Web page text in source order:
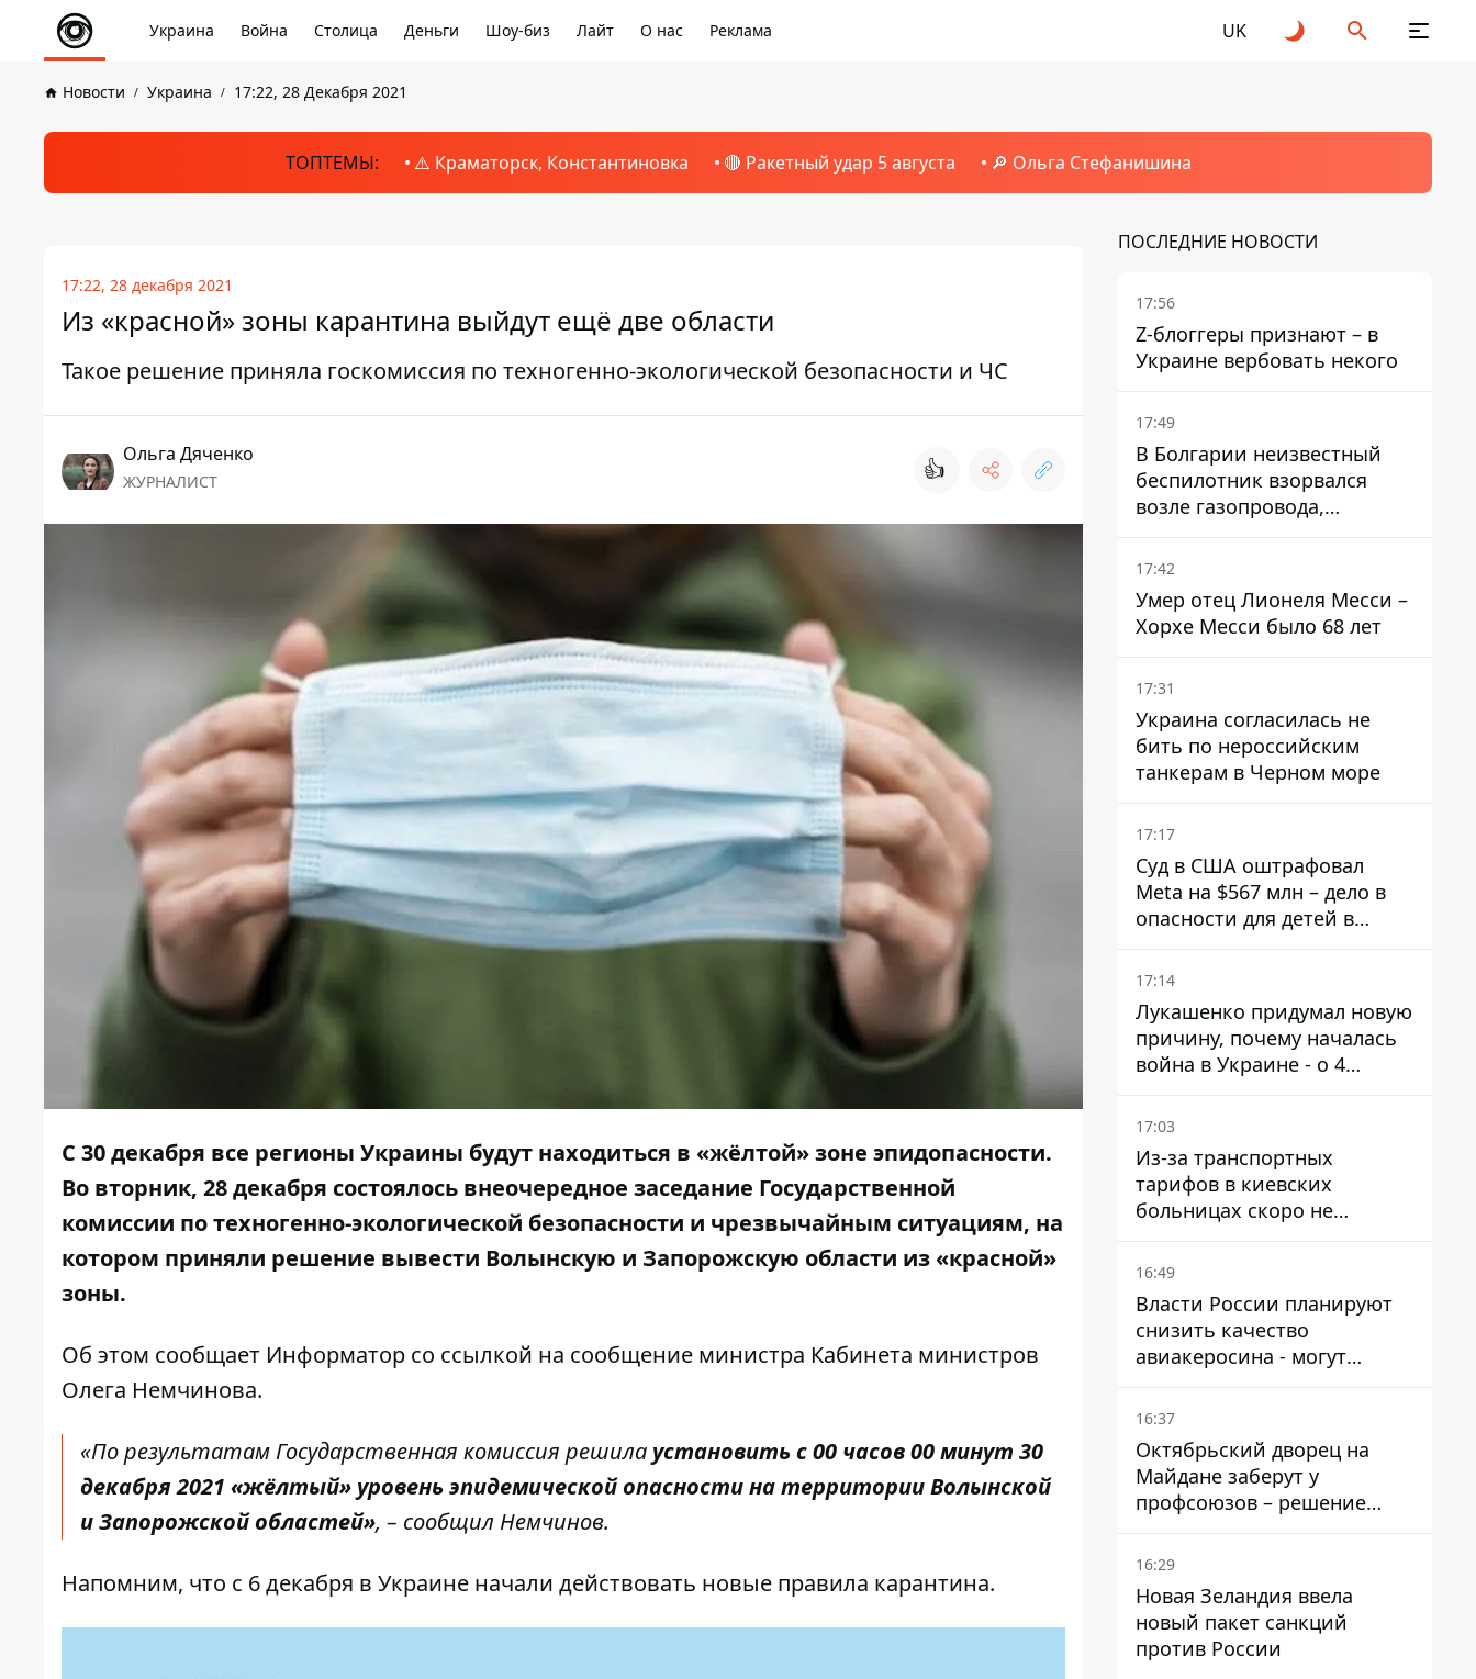
Украина Война Столица Деньги Шоу-биз Лайт О нас Реклама UK
Новости Украина 17:22, 28 Декабря 2021
ТОПТЕМЫ: ⚠️ Краматорск, Константиновка 🔴 Ракетный удар 5 августа 🔎 Ольга Стефанишина
17:22, 28 декабря 2021
Из «красной» зоны карантина выйдут ещё две области
Такое решение приняла госкомиссия по техногенно-экологической безопасности и ЧС
Ольга Дяченко
ЖУРНАЛИСТ 👍
С 30 декабря все регионы Украины будут находиться в «жёлтой» зоне эпидопасности.
Во вторник, 28 декабря состоялось внеочередное заседание Государственной
комиссии по техногенно-экологической безопасности и чрезвычайным ситуациям, на
котором приняли решение вывести Волынскую и Запорожскую области из «красной»
зоны.
Об этом сообщает Информатор со ссылкой на сообщение министра Кабинета министров
Олега Немчинова.
«По результатам Государственная комиссия решила установить с 00 часов 00 минут 30
декабря 2021 «жёлтый» уровень эпидемической опасности на территории Волынской
и Запорожской областей», – сообщил Немчинов.
Напомним, что с 6 декабря в Украине начали действовать новые правила карантина.
ПОСЛЕДНИЕ НОВОСТИ
17:56
Z-блоггеры признают – в
Украине вербовать некого
17:49
В Болгарии неизвестный
беспилотник взорвался
возле газопровода,
которым поставляют газ в
Украину
17:42
Умер отец Лионеля Месси –
Хорхе Месси было 68 лет
17:31
Украина согласилась не
бить по нероссийским
танкерам в Черном море
17:17
Суд в США оштрафовал
Meta на $567 млн ​​– дело в
опасности для детей в
соцсетях
17:14
Лукашенко придумал новую
причину, почему началась
война в Украине - о 4
позициях речь не идет
17:03
Из-за транспортных
тарифов в киевских
больницах скоро не
останется медсестер и
санитарок - профессор
16:49
Власти России планируют
снизить качество
авиакеросина - могут
появиться проблемы с
самолетами в Якутию
16:37
Октябрьский дворец на
Майдане заберут у
профсоюзов – решение
Хозяйственного суда
16:29
Новая Зеландия ввела
новый пакет санкций
против России